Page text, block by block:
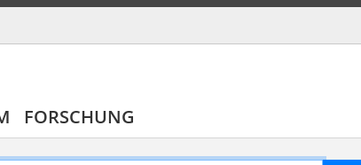
FORSCHUNG